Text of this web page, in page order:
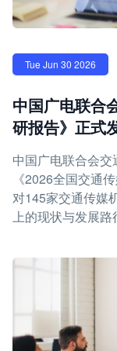
Tue Jun 30 2026
中国广电联合
研报告》正式
中国广电联合会
《2026全国交通
对145家交通传媒
上的现状与发展路